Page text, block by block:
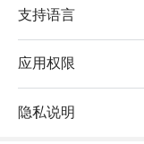
支持语言
应用权限
隐私说明